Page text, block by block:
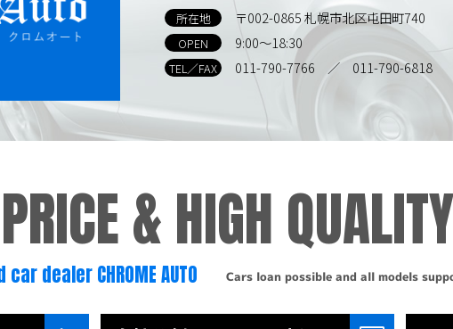
所在地 〒002-0865 札幌市北区屯田町740
OPEN 9:00～18:30
TEL／FAX 011-790-7766 ／ 011-790-6818
&HIGH QUALITY
dealer CHROME AUTO Cars loan possible and all models